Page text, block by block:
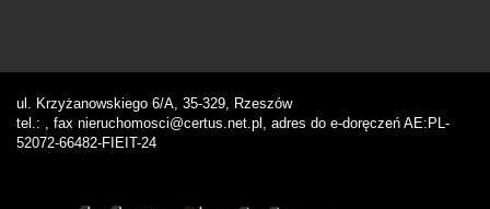
ul. Krzyżanowskiego 6/A, 35-329, Rzeszów
tel.: , fax nieruchomosci@certus.net.pl, adres do e-doręczeń AE:PL-
52072-66482-FIEIT-24